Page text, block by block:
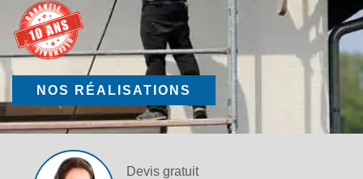
NOS RÉALISATIONS
Devis gratuit